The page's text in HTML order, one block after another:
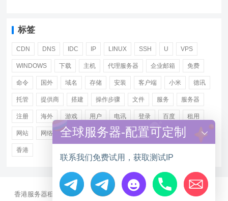
标签
CDN DNS IDC IP LINUX SSH U VPS
WINDOWS 下载 主机 代理服务器 企业邮箱 免费
命令 国外 域名 存储 安装 客户端 小米 德讯
托管 提供商 搭建 操作步骤 文件 服务 服务器
注册 海外 游戏 用户 电讯 登录 百度 租用
网站 网络 腾讯 虚拟主机 证书 配置 阿里
香港
香港服务器租用 海外CN2服务器 站群多IP服务器 海外云服务器
全球服务器-配置可定制
联系我们免费试用，获取测试IP